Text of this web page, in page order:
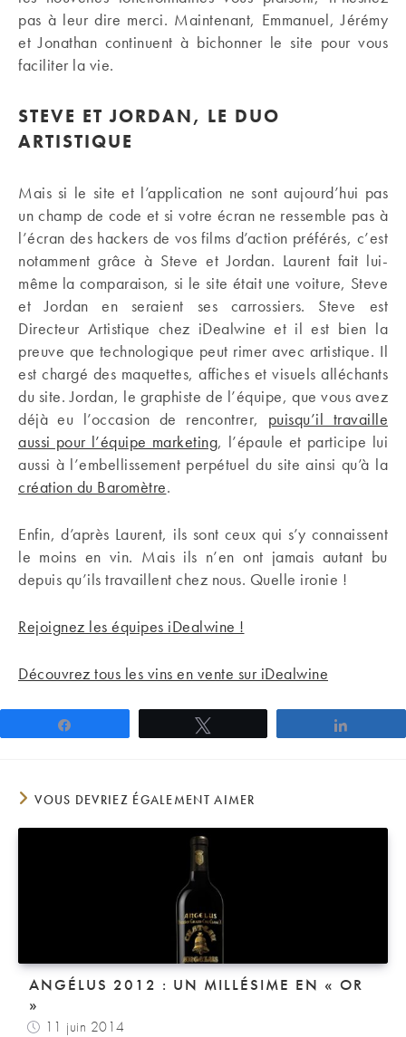
pas à leur dire merci. Maintenant, Emmanuel, Jérémy
et Jonathan continuent à bichonner le site pour vous
faciliter la vie.
STEVE ET JORDAN, LE DUO
ARTISTIQUE
Mais si le site et l’application ne sont aujourd’hui pas
un champ de code et si votre écran ne ressemble pas à
l’écran des hackers de vos films d’action préférés, c’est
notamment grâce à Steve et Jordan. Laurent fait lui-
même la comparaison, si le site était une voiture, Steve
et Jordan en seraient ses carrossiers. Steve est
Directeur Artistique chez iDealwine et il est bien la
preuve que technologique peut rimer avec artistique. Il
est chargé des maquettes, affiches et visuels alléchants
du site. Jordan, le graphiste de l’équipe, que vous avez
déjà eu l’occasion de rencontrer, puisqu’il travaille
aussi pour l’équipe marketing, l’épaule et participe lui
aussi à l’embellissement perpétuel du site ainsi qu’à la
création du Baromètre.
Enfin, d’après Laurent, ils sont ceux qui s’y connaissent
le moins en vin. Mais ils n’en ont jamais autant bu
depuis qu’ils travaillent chez nous. Quelle ironie !
Rejoignez les équipes iDealwine !
Découvrez tous les vins en vente sur iDealwine
VOUS DEVRIEZ ÉGALEMENT AIMER
ANGÉLUS 2012 : UN MILLÉSIME EN « OR
»
11 juin 2014